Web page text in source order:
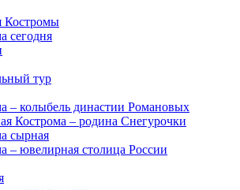
Костромы
сегодня
тур
– колыбель династии Романовых
Кострома – родина Снегурочки
сырная
– ювелирная столица России